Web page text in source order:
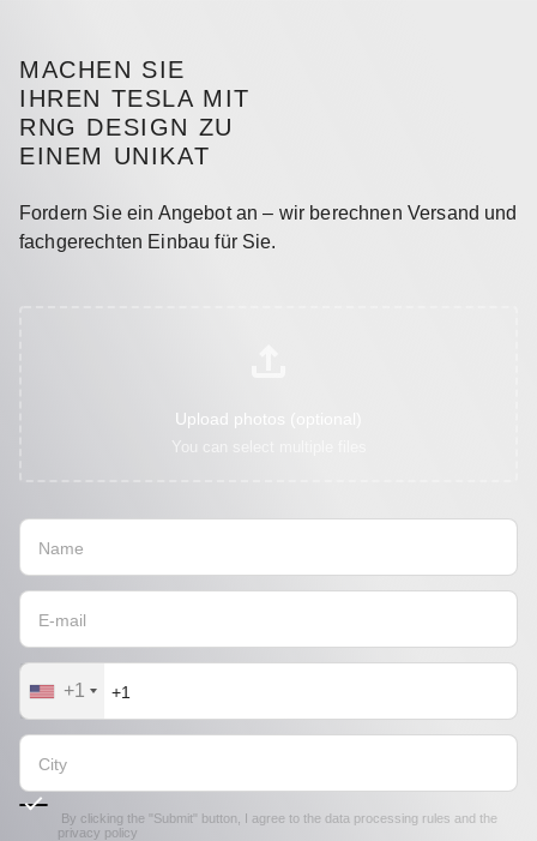
MACHEN SIE
IHREN TESLA MIT
RNG DESIGN ZU
EINEM UNIKAT
Fordern Sie ein Angebot an – wir berechnen Versand und
fachgerechten Einbau für Sie.
Upload photos (optional)
+1
By clicking the "Submit" button, I agree to the data processing rules and the
privacy policy